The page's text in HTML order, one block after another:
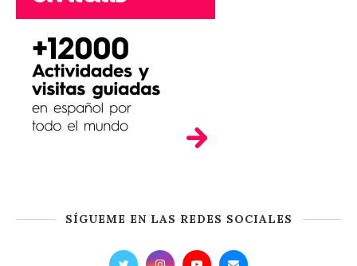
SÍGUEME EN LAS REDES SOCIALES